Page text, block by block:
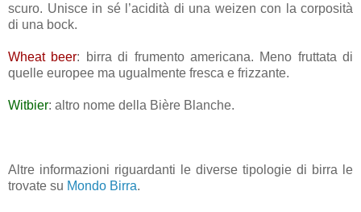
scuro. Unisce in sé l’acidità di una weizen con la corposità
di una bock.
Wheat beer: birra di frumento americana. Meno fruttata di
quelle europee ma ugualmente fresca e frizzante.
Witbier: altro nome della Bière Blanche.
Altre informazioni riguardanti le diverse tipologie di birra le
trovate su Mondo Birra.